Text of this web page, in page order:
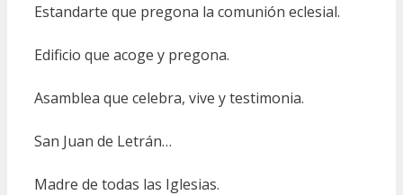
Estandarte que pregona la comunión eclesial.
Edificio que acoge y pregona.
Asamblea que celebra, vive y testimonia.
San Juan de Letrán…
Madre de todas las Iglesias.